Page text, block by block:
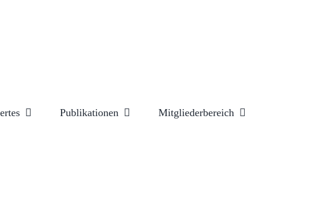
Publikationen Mitgliederbereich